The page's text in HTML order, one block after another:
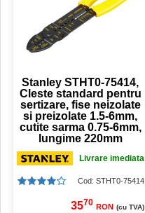
Stanley STHT0-75414,
Cleste standard pentru
sertizare, fise neizolate
si preizolate 1.5-6mm,
cutite sarma 0.75-6mm,
lungime 220mm
Livrare imediata
Cod: STHT0-75414
3570 RON (cu TVA)